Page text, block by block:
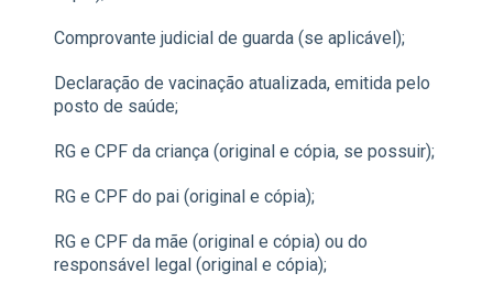
Comprovante judicial de guarda (se aplicável);
Declaração de vacinação atualizada, emitida pelo
posto de saúde;
RG e CPF da criança (original e cópia, se possuir);
RG e CPF do pai (original e cópia);
RG e CPF da mãe (original e cópia) ou do
responsável legal (original e cópia);